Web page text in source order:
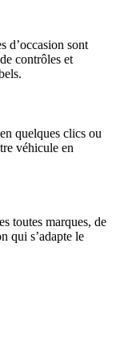
d’occasion sont
contrôles et
quelques clics ou
véhicule en
toutes marques, de
qui s’adapte le